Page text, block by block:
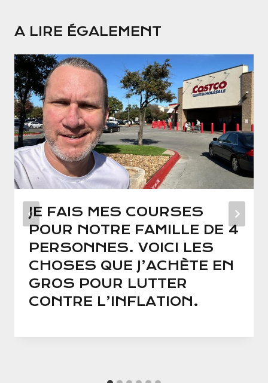
A LIRE ÉGALEMENT
JE FAIS MES COURSES
POUR NOTRE FAMILLE DE 4
PERSONNES. VOICI LES
CHOSES QUE J’ACHÈTE EN
GROS POUR LUTTER
CONTRE L’INFLATION.